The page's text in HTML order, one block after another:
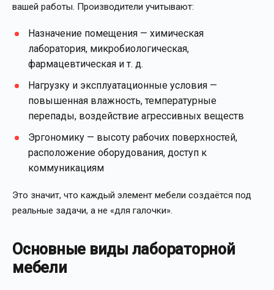
вашей работы. Производители учитывают:
Назначение помещения — химическая
лаборатория, микробиологическая,
фармацевтическая и т. д.
Нагрузку и эксплуатационные условия —
повышенная влажность, температурные
перепады, воздействие агрессивных веществ
Эргономику — высоту рабочих поверхностей,
расположение оборудования, доступ к
коммуникациям
Это значит, что каждый элемент мебели создаётся под
реальные задачи, а не «для галочки».
Основные виды лабораторной
мебели